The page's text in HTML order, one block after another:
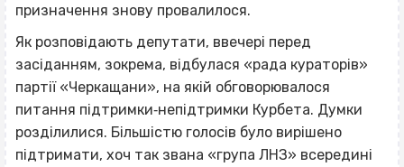
призначення знову провалилося.
Як розповідають депутати, ввечері перед
засіданням, зокрема, відбулася «рада кураторів»
партії «Черкащани», на якій обговорювалося
питання підтримки‐непідтримки Курбета. Думки
розділилися. Більшістю голосів було вирішено
підтримати, хоч так звана «група ЛНЗ» всередині